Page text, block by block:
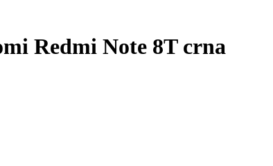
Redmi Note 8T crna